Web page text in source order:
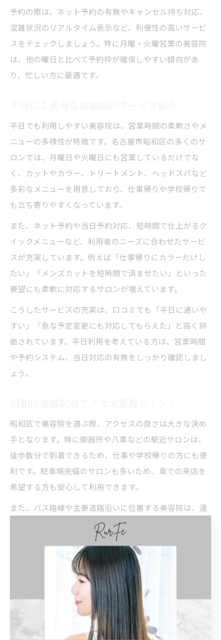
予約の際は、ネット予約の有無やキャンセル待ち対応、
混雑状況のリアルタイム表示など、利便性の高いサービ
スをチェックしましょう。特に月曜・火曜営業の美容院
は、他の曜日と比べて予約枠が確保しやすい傾向があ
り、忙しい方に最適です。
平日でも利用しやすい美容院は、営業時間の柔軟さやメ
ニューの多様性が特徴です。名古屋市昭和区の多くのサ
ロンでは、月曜日や火曜日にも営業しているだけでな
く、カットやカラー、トリートメント、ヘッドスパなど
多彩なメニューを用意しており、仕事帰りや学校帰りで
も立ち寄りやすくなっています。
また、ネット予約や当日予約対応、短時間で仕上がるク
イックメニューなど、利用者のニーズに合わせたサービ
スが充実しています。例えば「仕事帰りにカラーだけし
たい」「メンズカットを短時間で済ませたい」といった
要望にも柔軟に対応するサロンが増えています。
こうしたサービスの充実は、口コミでも「平日に通いや
すい」「急な予定変更にも対応してもらえた」と高く評
価されています。平日利用を考えている方は、営業時間
や予約システム、当日対応の有無をしっかり確認しまし
ょう。
昭和区で美容院を選ぶ際、アクセスの良さは大きな決め
手となります。特に御器所や八事などの駅近サロンは、
徒歩数分で到着できるため、仕事や学校帰りの方にも便
利です。駐車場完備のサロンも多いため、車での来店を
希望する方も安心して利用できます。
また、バス路線や主要道路沿いに位置する美容院は、遠
方からのアクセスも良好です。利用者の声には「駅から
近くて通いやすい」「駐車場があって助かる」といった
意見が多く見られます。アクセスが良いと、急な空き時
間にも立ち寄りやすく、継続して通いやすい点も魅力で
アクセス面での注意点としては、駅やバス停からの道順
の分かりやすさや、駐車場の有無・台数を事前に確認し